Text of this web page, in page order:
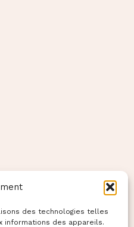
des technologies telles
informations des appareils.